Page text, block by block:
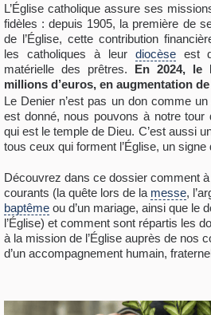
L’Église catholique assure ses
fidèles : depuis 1905, la première de
de l’Église, cette contribution
les catholiques à leur diocèseest
matérielle des prêtres. En 2024, le
millions d’euros, en augmentation
Le Denier n’est pas un don comme
est donné, nous pouvons à notre tour
qui est le temple de Dieu. C’est aussi
tous ceux qui forment l’Église, un signe
Découvrez dans ce dossier comment
courants (la quête lors de la messe,
baptême ou d’un mariage, ainsi que le
l’Église) et comment sont répartis les
à la mission de l’Église auprès de nos
d’un accompagnement humain,